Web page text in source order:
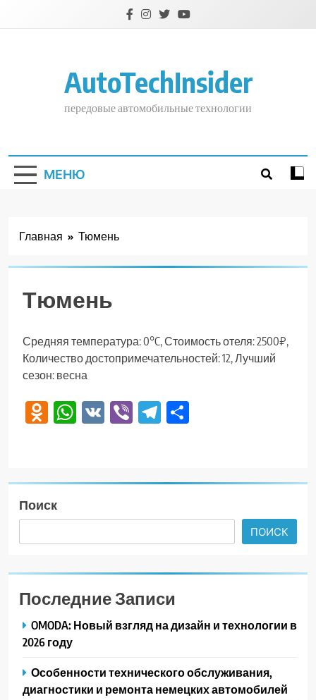
AutoTechInsider
передовые автомобильные технологии
МЕНЮ
Главная Тюмень
Тюмень
Средняя температура: 0°C, Стоимость отеля: 2500₽,
Количество достопримечательностей: 12, Лучший
сезон: весна
Odnoklassniki
WhatsApp
VK ViberTelegram
Поиск
ПОИСК
Последние Записи
OMODA: Новый взгляд на дизайн и технологии в
2026 году
Особенности технического обслуживания,
диагностики и ремонта немецких автомобилей